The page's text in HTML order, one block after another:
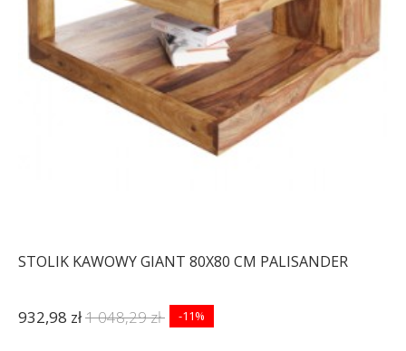
STOLIK KAWOWY GIANT 80X80 CM PALISANDER
932,98 zł1 048,29 zł -11%